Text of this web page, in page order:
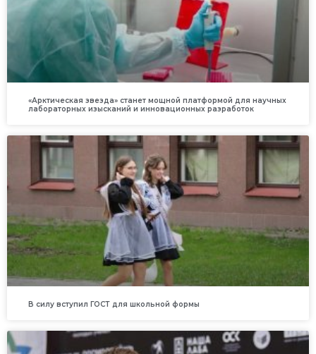
«Арктическая звезда» станет мощной платформой для научных
лабораторных изысканий и инновационных разработок
В силу вступил ГОСТ для школьной формы